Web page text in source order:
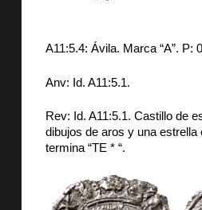
A11:5.4: Ávila. Marca “A”. P:
Anv: Id. A11:5.1.
Rev: Id. A11:5.1. Castillo de
dibujos de aros y una estrella
termina “TE * “.